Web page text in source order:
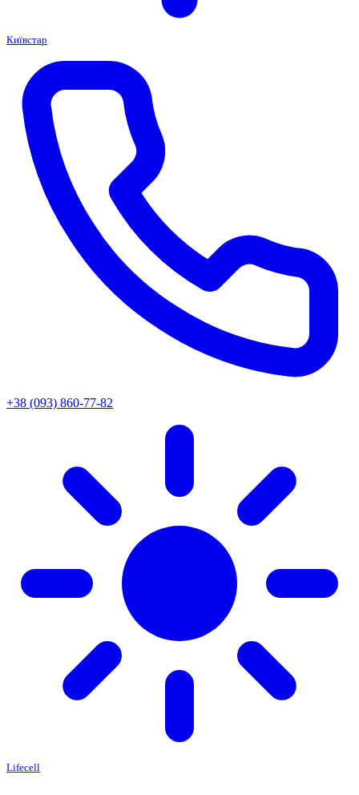
Київстар
+38 (093) 860-77-82
Lifecell